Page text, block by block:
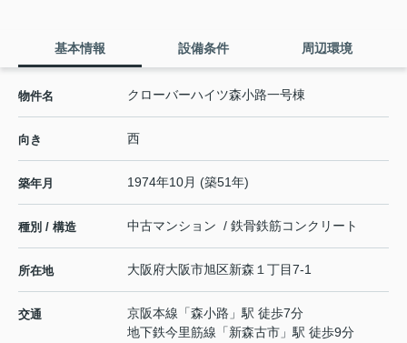
基本情報 設備条件 周辺環境
物件名 クローバーハイツ森小路一号棟
向き 西
築年月 1974年10月 (築51年)
種別 / 構造 中古マンション / 鉄骨鉄筋コンクリート
所在地 大阪府大阪市旭区新森 １丁目7-1
交通 京阪本線 「森小路 」駅 徒歩7分
地下鉄今里筋線 「新森古市 」駅 徒歩9分